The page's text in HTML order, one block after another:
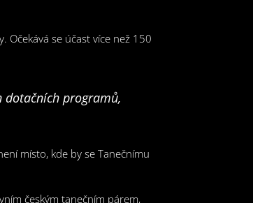
Očekává se účast více než 150
programů,
místo, kde by se Tanečnímu
českým tanečním párem,